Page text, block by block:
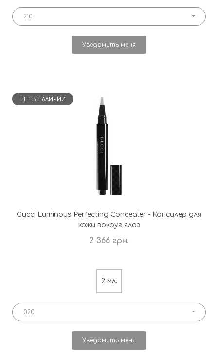
210
Уведомить меня
НЕТ В НАЛИЧИИ
Gucci Luminous Perfecting Concealer - Консилер для
кожи вокруг глаз
2 366 грн.
2 мл.
020
Уведомить меня